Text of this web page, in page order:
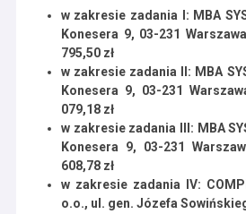
w zakresie zadania I: MBA
Konesera 9, 03-231
795,50 zł
w zakresie zadania II: MBA
Konesera 9, 03-231
079,18 zł
w zakresie zadania III: MBA
Konesera 9, 03-231
608,78 zł
w zakresie zadania IV:
o.o., ul. gen. Józefa